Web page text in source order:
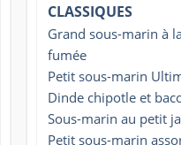
CLASSIQUES
Grand sous-marin à
fumée
Petit sous-marin
Dinde chipotle et
Sous-marin au petit
Petit sous-marin